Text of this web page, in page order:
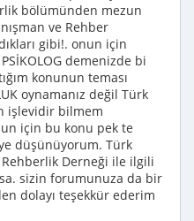
bölümünden mezun
ve Rehber
gibi!. onun için
demenizde bi
konunun teması
oynamanız değil Türk
işlevidir bilmem
için bu konu pek te
düşünüyorum. Türk
Rehberlik Derneği ile ilgili
sizin forumunuza da bir
dolayı teşekkür ederim